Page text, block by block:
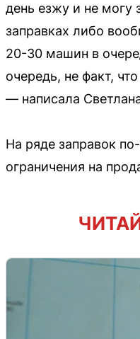
день езжу и не могу
заправках либо
20-30 машин в
очередь, не факт,
— написала
На ряде заправок
ограничения на